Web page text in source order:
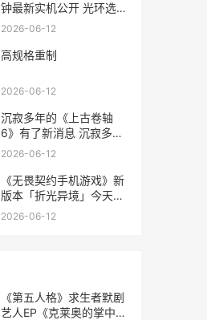
钟最新实机公开 光环选了
战役后进不去游戏
2026-06-12
高规格重制
2026-06-12
沉寂多年的《上古卷轴
6》有了新消息 沉寂多年
的意思
2026-06-12
《无畏契约手机游戏》新
版本「折光异境」今天上
线 《无畏契约手机在线观
2026-06-12
《第五人格》求生者默剧
艺人EP《克莱奥的掌中